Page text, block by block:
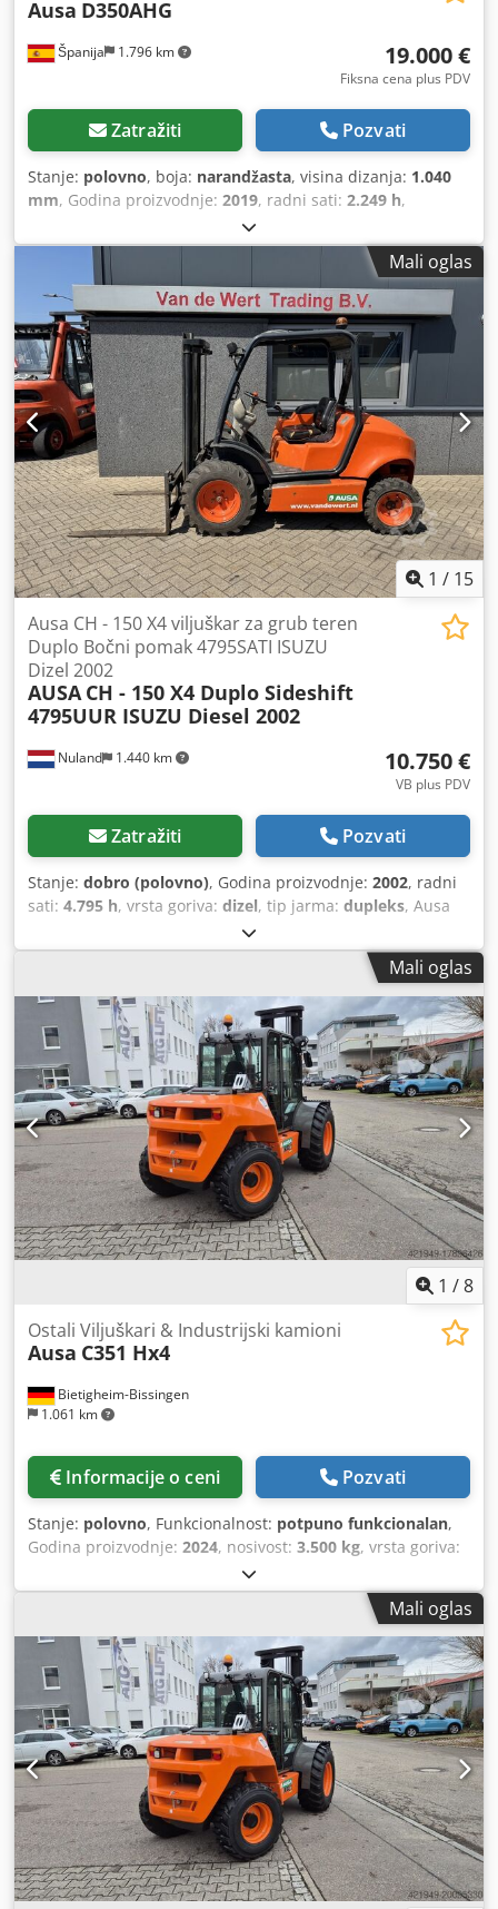
Španija 1.796 km
Ausa D350AHG
19.000 €
Fiksna cena plus PDV
Zatražiti Pozvati
Stanje: polovno, boja: narandžasta, visina dizanja: 1.040
mm, Godina proizvodnje: 2019, radni sati: 2.249 h,
Namena: rudarstvo Prazna težina: 2.780 kg
Cedoymmhaspfx Aguoha Nosivost: 3.500 kg Ukupna
dozvoljena masa: 6.280 kg Dimenzije (D x Š x V): 412 x 186 x
296 cm Tip motora: Kubota Kubota
Mali oglas
1 / 15
Nuland 1.440 km
Ausa CH - 150 X4 viljuškar za grub teren
Duplo Bočni pomak 4795SATI ISUZU
Dizel 2002
AUSA CH - 150 X4 Duplo Sideshift
4795UUR ISUZU Diesel 2002
10.750 €
VB plus PDV
Zatražiti Pozvati
Stanje: dobro (polovno), Godina proizvodnje: 2002, radni
sati: 4.795 h, vrsta goriva: dizel, tip jarma: dupleks, Ausa
CH - 150 X4 terenski viljuškar za teške uslove rada, Duplo,
bočni pomak, 4795 sati rada, ISUZU dizel motor, 2002.
Video može biti poslat putem WhatsApp-a. Stalno imamo
na lageru, pogledajte našu web stranicu. Cene su iskazane
prema lokaciji Nuland. Van de Wert Trading B.V. ima
promenljiv asortiman mašina, kamiona, prikolica i dodatne
opreme. Sve naše isporuke vrše se po tržišnim cenama,
„AS-IS“ uslovima, bez garancije (pogledajte naše opšte
uslove). Za pregled i/ili probnu vožnju, možete bez obaveze
dogovoriti termin. Molimo, pozovite nas unapred, jer
nismo uvek prisutni. Csdpfxozqyuye Agueha Van de Wert
Trading B.V. Bedrijfsstraat 3 5391 LR Nuland
Mali oglas
1 /8
Bietigheim-Bissingen
1.061 km
Ostali Viljuškari & Industrijski kamioni
Ausa C351 Hx4
Informacije o ceni Pozvati
Stanje: polovno, Funkcionalnost: potpuno funkcionalan,
Godina proizvodnje: 2024, nosivost: 3.500 kg, vrsta goriva:
5.416 kg
mm, tip pogona:Diesel, Tip jarbola: nijedan Stanje
Tehnički: Novi Prednje gume Tip: Air Prednje gume
veličina: 16/70-20 Zadnje gume Tip: Air Veličina zadnjih
guma: 12-16,5 Codevcf Umspfx Agusha CE sertifikat,
STANDARDNA OPREMA • Nagibna kabina sa pomoći pri
naginjanju • Sigurnosni pojas sa senzorom • Zvučni alarm
za vožnju unazad • Dugme za zaustavljanje u slučaju
nužde • Rotirajući svetionik • Držač uzbrda • Negativna
kočnica • Retrovizor • Volan podesiv po nagibu i dubini •
Džojstik za sve glavne funkcije • Naslon za ruke • Pedala za
inče • Sistem ECO režima • Digitalni displej • Dizel filter sa
separatorom vode VILJUŠKE • Viljuška 1.200 mm • Ploča
nosača viljuške 1.260 mm Tip FEM III • Integrisani bočni
pomak
Mali oglas